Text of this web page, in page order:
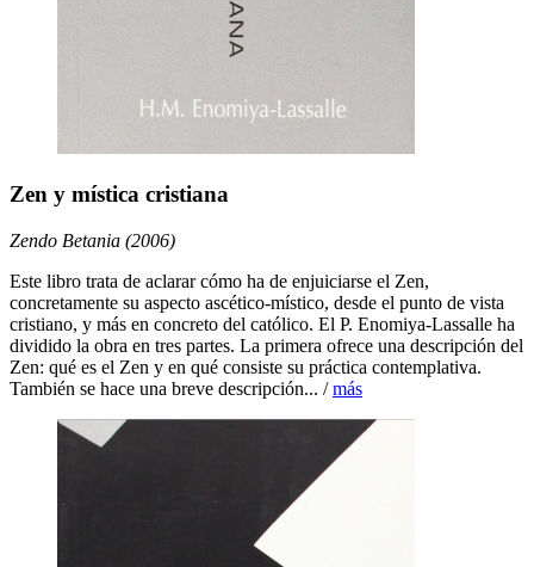
Zen y mística cristiana
Zendo Betania (2006)
Este libro trata de aclarar cómo ha de enjuiciarse el Zen,
concretamente su aspecto ascético-místico, desde el punto de vista
cristiano, y más en concreto del católico. El P. Enomiya-Lassalle ha
dividido la obra en tres partes. La primera ofrece una descripción del
Zen: qué es el Zen y en qué consiste su práctica contemplativa.
También se hace una breve descripción... /más